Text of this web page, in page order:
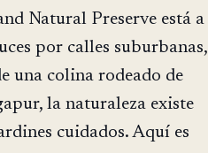
Natural Preserve está a
por calles suburbanas,
una colina rodeado de
la naturaleza existe
cuidados. Aquí es